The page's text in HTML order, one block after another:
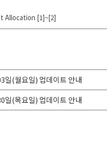
Allocation [1]~[2]
일(월요일) 업데이트 안내
일(목요일) 업데이트 안내